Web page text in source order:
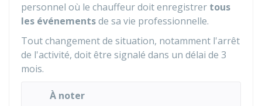
personnel où le chauffeur doit enregistrer tous
les événementsde sa vie professionnelle.
Tout changement de situation, notamment l'arrêt
de l'activité, doit être signalé dans un délai de 3
mois.
À noter